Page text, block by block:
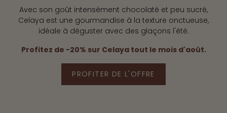
Avec son goût intensément chocolaté et peu sucré,
Celaya est une gourmandise à la texture onctueuse,
idéale à déguster avec des glaçons l'été.
Profitez de -20% sur Celaya tout le mois d'août.
PROFITER DE L'OFFRE